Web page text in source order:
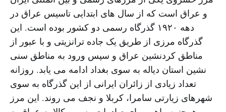
و عراق است که از سال های ابتدایی تاسیس عراق در
دهه ۱۹۲۰ گذرگاه رسمی دو کشور بوده است. این
گذرگاه مرزی از طریق یک جاده ترانزیتی و با عبور از
مناطق کردنشین عراق و سپس ورود به مناطق سنی
نشین استان دیاله به سوی بغداد ادامه می یابد. روزانه
تعداد زیادى از زائران ایرانى از این گذرگاه به سوی
شهرهاى زیارتى سامرا، کربلا و نجف مى روند. این مرز